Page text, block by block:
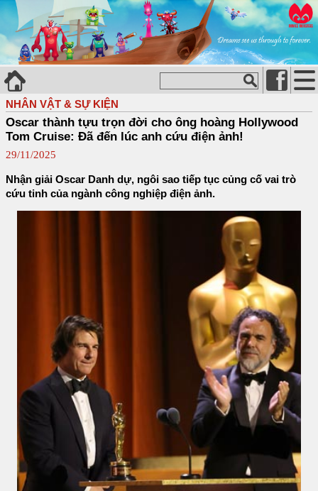
NHÂN VẬT & SỰ KIỆN
Oscar thành tựu trọn đời cho ông hoàng Hollywood
Tom Cruise: Đã đến lúc anh cứu điện ảnh!
29/11/2025
Nhận giải Oscar Danh dự, ngôi sao tiếp tục củng cố vai trò
cứu tinh của ngành công nghiệp điện ảnh.